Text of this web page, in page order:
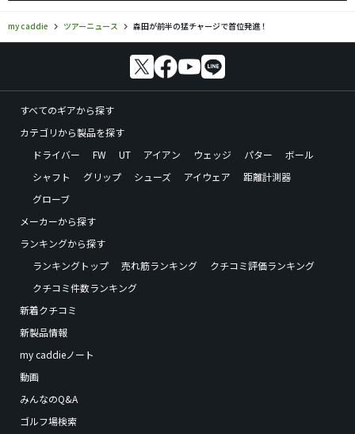
my caddie ツアーニュース 森田が前半の猛チャージで首位発進！
すべてのギアから探す
カテゴリから製品を探す
ドライバー
FW UT アイアン ウェッジ パター
ボール
シャフト
グリップ シューズ アイウェア
距離計測器
グローブ
メーカーから探す
ランキングから探す
ランキングトップ
売れ筋ランキング
クチコミ評価ランキング
クチコミ件数ランキング
新着クチコミ
新製品情報
my caddieノート
動画
みんなのQ&A
ゴルフ場検索